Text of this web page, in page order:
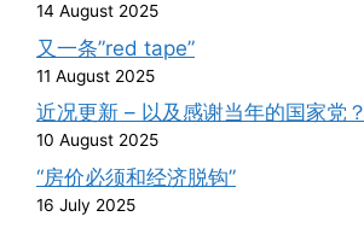
14 August 2025
又一条”red tape”
11 August 2025
近况更新 – 以及感谢当年的国家党？
10 August 2025
“房价必须和经济脱钩”
16 July 2025